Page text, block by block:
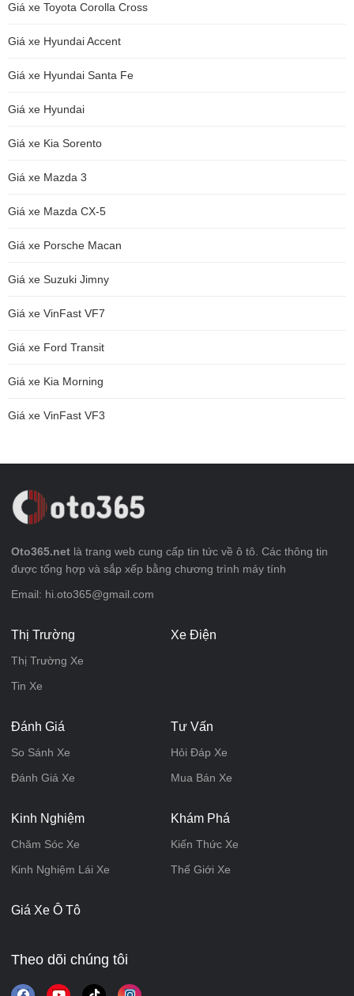
Giá xe Toyota Corolla Cross
Giá xe Hyundai Accent
Giá xe Hyundai Santa Fe
Giá xe Hyundai
Giá xe Kia Sorento
Giá xe Mazda 3
Giá xe Mazda CX-5
Giá xe Porsche Macan
Giá xe Suzuki Jimny
Giá xe VinFast VF7
Giá xe Ford Transit
Giá xe Kia Morning
Giá xe VinFast VF3
Oto365.net là trang web cung cấp tin tức về ô tô. Các thông tin
được tổng hợp và sắp xếp bằng chương trình máy tính
Email: hi.oto365@gmail.com
Thị Trường
Thị Trường Xe
Tin Xe
Xe Điện
Đánh Giá
So Sánh Xe
Đánh Giá Xe
Tư Vấn
Hỏi Đáp Xe
Mua Bán Xe
Kinh Nghiệm
Chăm Sóc Xe
Kinh Nghiệm Lái Xe
Khám Phá
Kiến Thức Xe
Thế Giới Xe
Giá Xe Ô Tô
Theo dõi chúng tôi